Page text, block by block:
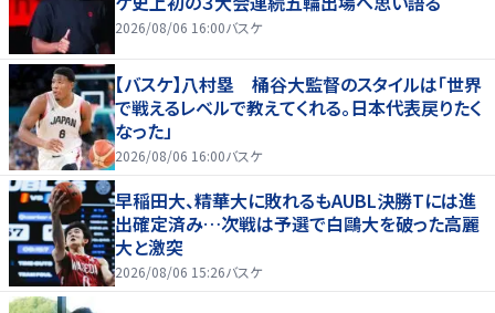
2026/08/06 16:00バスケ
【バスケ】八村塁 桶谷大監督のスタイルは「世界
で戦えるレベルで教えてくれる。日本代表戻りたく
なった」
2026/08/06 16:00バスケ
早稲田大、精華大に敗れるもAUBL決勝Tには進
出確定済み…次戦は予選で白鷗大を破った高麗
大と激突
2026/08/06 15:26バスケ